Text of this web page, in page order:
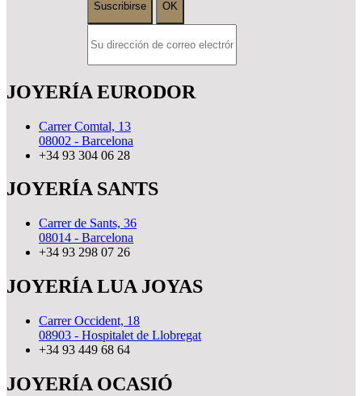
JOYERÍA EURODOR
Carrer Comtal, 13
08002 - Barcelona
+34 93 304 06 28
JOYERÍA SANTS
Carrer de Sants, 36
08014 - Barcelona
+34 93 298 07 26
JOYERÍA LUA JOYAS
Carrer Occident, 18
08903 - Hospitalet de Llobregat
+34 93 449 68 64
JOYERÍA OCASIÓ